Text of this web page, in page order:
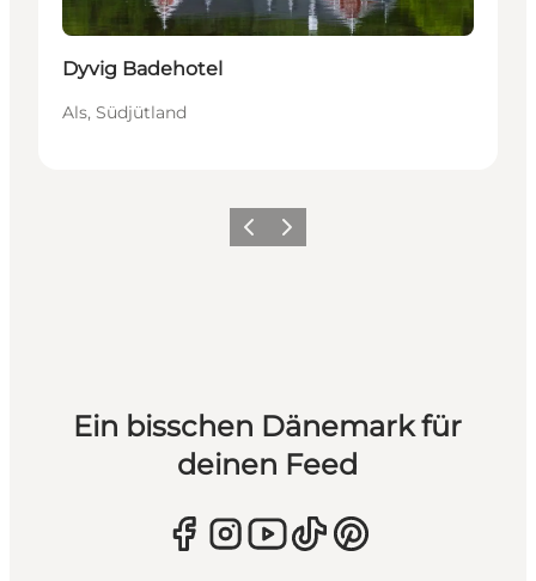
Dyvig Badehotel
Als, Südjütland
ZurückWeiter
Ein bisschen Dänemark für
deinen Feed